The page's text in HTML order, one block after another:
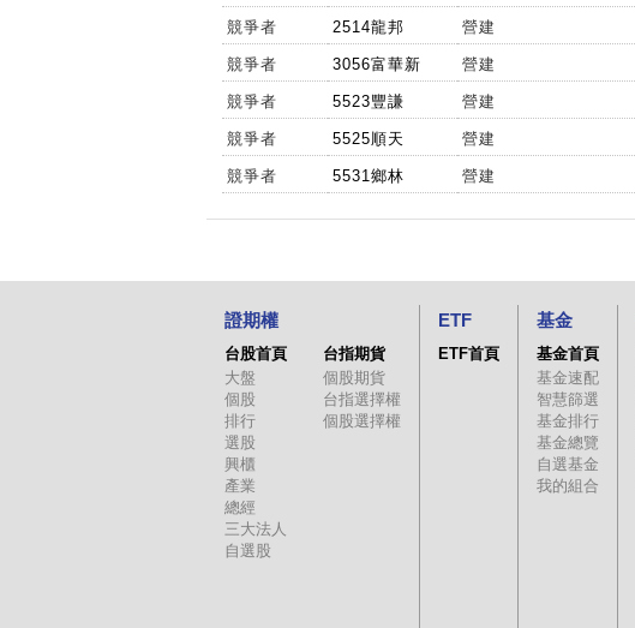
競爭者 2514龍邦 營建
競爭者 3056富華新 營建
競爭者 5523豐謙 營建
競爭者 5525順天 營建
競爭者 5531鄉林 營建
證期權
台股首頁
大盤
個股
排行
選股
興櫃
產業
總經
三大法人
自選股
台指期貨
個股期貨
台指選擇權
個股選擇權
ETF
ETF首頁
基金
基金首頁
基金速配
智慧篩選
基金排行
基金總覽
自選基金
我的組合